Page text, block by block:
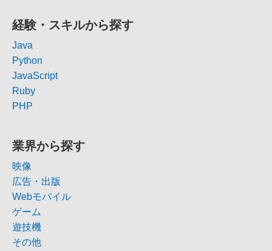
経験・スキルから探す
Java
Python
JavaScript
Ruby
PHP
業界から探す
映像
広告・出版
Webモバイル
ゲーム
遊技機
その他